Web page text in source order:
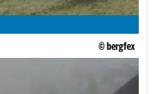
© bergfex